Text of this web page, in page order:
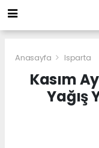
Anasayfa Isparta
Kasım
Yağış